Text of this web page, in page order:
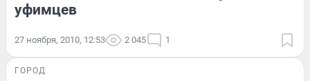
уфимцев
27 ноября, 2010, 12:53 2 045 1
ГОРОД